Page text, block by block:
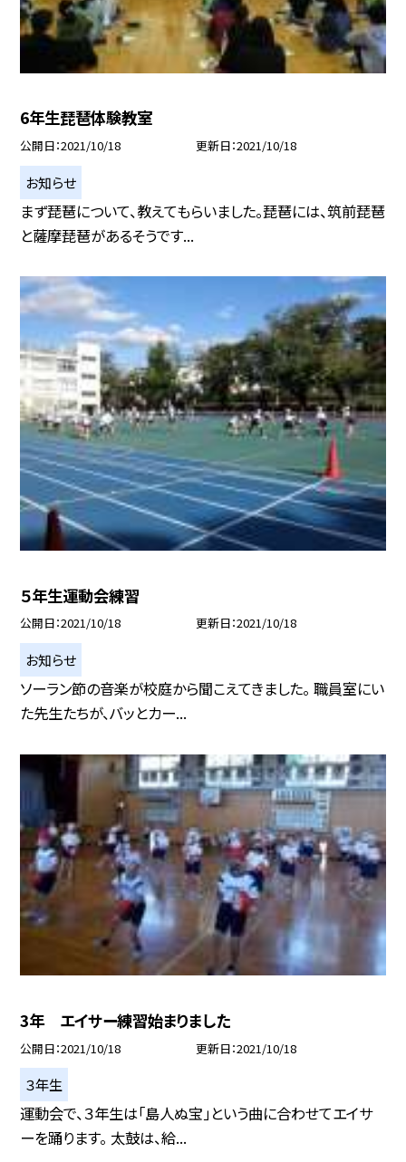
6年生琵琶体験教室
公開日 2021/10/18 更新日 2021/10/18
お知らせ
まず琵琶について、教えてもらいました。琵琶には、筑前琵琶
と薩摩琵琶があるそうです...
５年生運動会練習
公開日 2021/10/18 更新日 2021/10/18
お知らせ
ソーラン節の音楽が校庭から聞こえてきました。 職員室にい
た先生たちが、バッとカー...
3年 エイサー練習始まりました
公開日 2021/10/18 更新日 2021/10/18
３年生
運動会で、３年生は「島人ぬ宝」という曲に合わせてエイサ
ーを踊ります。 太鼓は、給...